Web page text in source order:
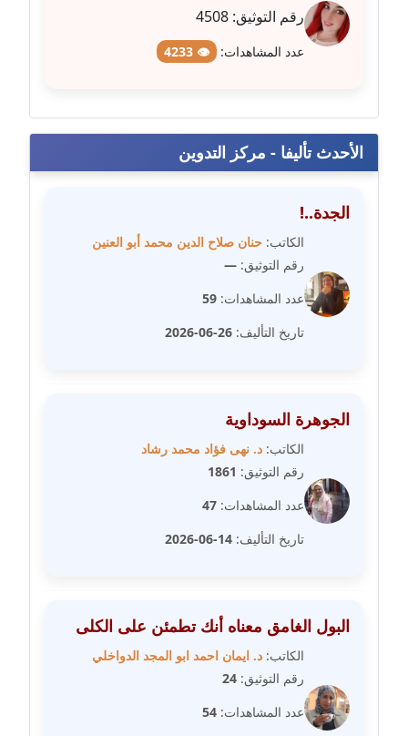
مدونة طه عبد الوهاب
عاملة
مدونة عبد الحميد ابراهيم
مدونة عبد الرحمن محمد
عاملة
مدونة عبد الكريم موسى
عاملة
مدونة عبير بسيوني
عاملة
مدونة عبير سعد
عاملة
عاملة
مدونة عبير محمد
رقم التوثيق: 4508
عدد المشاهدات: 👁 4233
الأحدث تأليفا - مركز التدوين
الجدة..!
الكاتب: حنان صلاح الدين محمد أبو العنين
رقم التوثيق: —
عدد المشاهدات: 59
تاريخ التأليف: 26-06-2026
الجوهرة السوداوية
الكاتب: د. نهى فؤاد محمد رشاد
رقم التوثيق: 1861
عدد المشاهدات: 47
تاريخ التأليف: 14-06-2026
البول الغامق معناه أنك تطمئن على الكلى
الكاتب: د. ايمان احمد ابو المجد الدواخلي
رقم التوثيق: 24
عدد المشاهدات: 54